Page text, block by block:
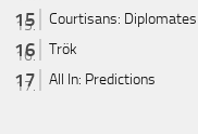
Courtisans:
Trök
All In: Predictions